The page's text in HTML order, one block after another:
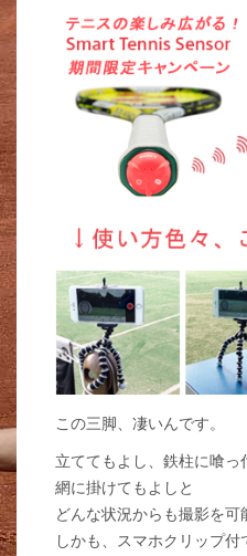
この三脚、凄いんです。
立ててもよし、鉄柱に喰
網に掛けてもよしと
どんな状況からも撮影を可
しかも、スマホクリップ